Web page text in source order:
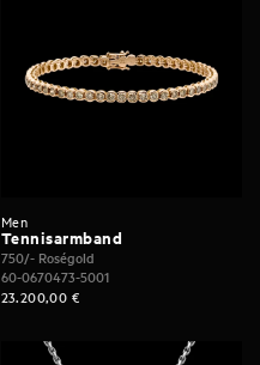
Men
Tennisarmband
750/- Roségold
60-0670473-5001
23.200,00 €